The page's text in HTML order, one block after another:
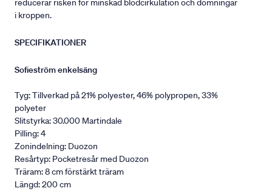
reducerar risken för minskad blodcirkulation och domningar
i kroppen.
SPECIFIKATIONER
Sofieström enkelsäng
Tyg: Tillverkad på 21% polyester, 46% polypropen, 33%
polyeter
Slitstyrka: 30.000 Martindale
Pilling: 4
Zonindelning: Duozon
Resårtyp: Pocketresår med Duozon
Träram: 8 cm förstärkt träram
Längd: 200 cm